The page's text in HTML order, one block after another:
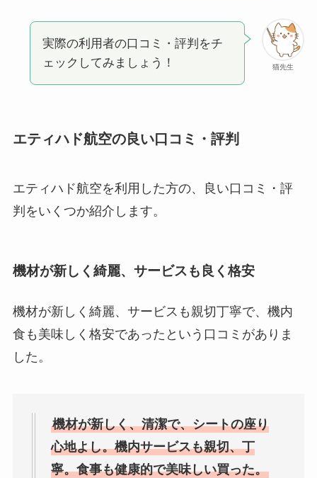
猫先生
実際の利用者の口コミ・評判をチ
ェックしてみましょう！
エティハド航空の良い口コミ・評判
エティハド航空を利用した方の、良い口コミ・評
判をいくつか紹介します。
機材が新しく綺麗、サービスも良く格安
機材が新しく綺麗、サービスも親切丁寧で、機内
食も美味しく格安であったという口コミがありま
した。
機材が新しく、清潔で、シートの座り
心地よし。機内サービスも親切、丁
寧。食事も健康的で美味しい買った。